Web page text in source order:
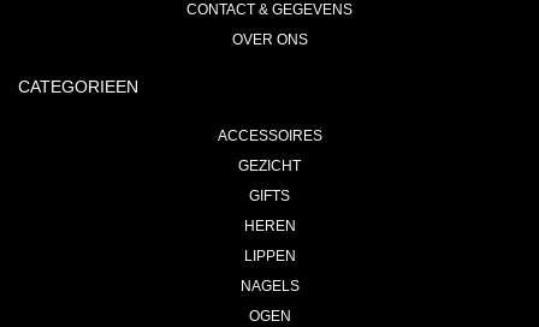
CONTACT & GEGEVENS
OVER ONS
CATEGORIEEN
ACCESSOIRES
GEZICHT
GIFTS
HEREN
LIPPEN
NAGELS
OGEN